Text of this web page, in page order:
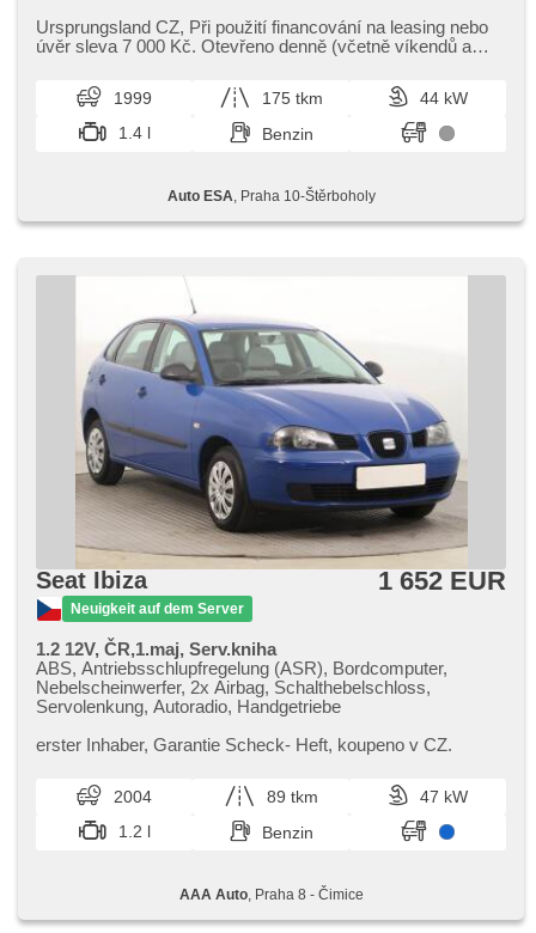
Ursprungsland CZ,​ Při použití financování na leasing nebo
úvěr sleva 7 000 Kč. Otevřeno denně (včetně víkendů a
1999 175 tkm
44 kW
1.4 l
Benzin
Auto ESA , Praha 10-Štěrboholy
Seat Ibiza
Neuigkeit auf dem Server
1 652 EUR
1.2 12V, ČR,1.maj, Serv.kniha
ABS, Antriebsschlupfregelung (ASR), Bordcomputer,
Nebelscheinwerfer, 2x Airbag, Schalthebelschloss,
Servolenkung, Autoradio, Handgetriebe
erster Inhaber,​ Garantie Scheck​- Heft,​ koupeno v CZ.
2004 89 tkm
47 kW
1.2 l
Benzin
AAA Auto, Praha 8 - Čimice